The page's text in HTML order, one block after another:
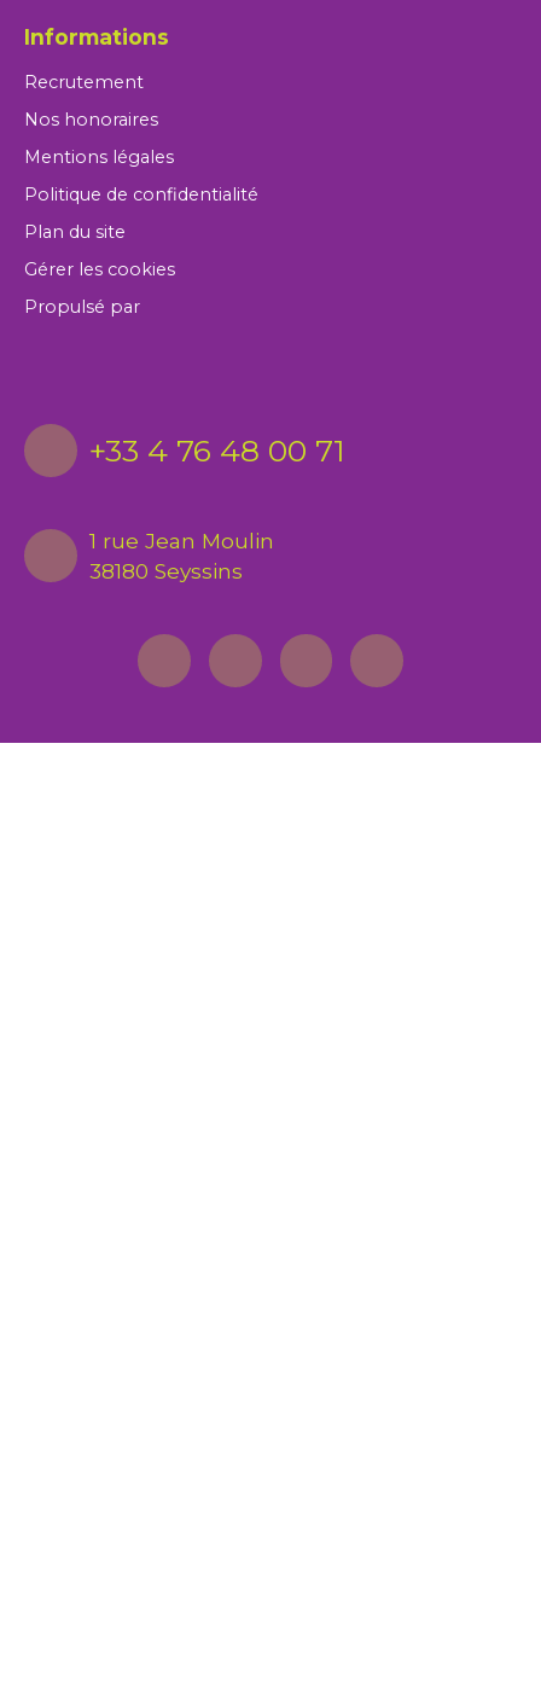
Informations
Recrutement
Nos honoraires
Mentions légales
Politique de confidentialité
Plan du site
Gérer les cookies
Propulsé par
+33 4 76 48 00 71
1 rue Jean Moulin
38180 Seyssins